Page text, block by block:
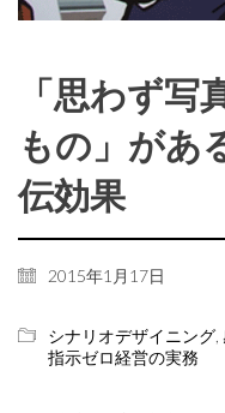
「思わず写
もの」があ
伝効果
2015年1月17日
シナリオデザイニング
指示ゼロ経営の実務